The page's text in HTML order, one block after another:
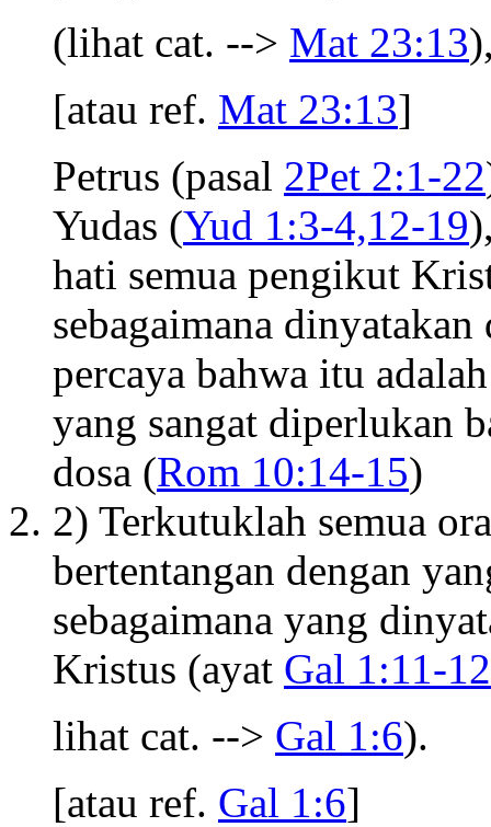
(lihat cat. --> Mat 23:13
[atau ref. Mat 23:13]
Petrus (pasal 2Pet 2:1-22
Yudas (Yud 1:3-4,12-19
hati semua pengikut
sebagaimana
percaya bahwa itu
yang sangat diperlukan
dosa (Rom 10:14-15)
2) Terkutuklah semua
bertentangan dengan
sebagaimana yang
Kristus (ayat Gal 1:11-12
lihat cat. --> Gal 1:6).
[atau ref. Gal 1:6]